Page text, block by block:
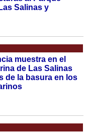
Salinas y
muestra en el
de Las Salinas
de la basura en los